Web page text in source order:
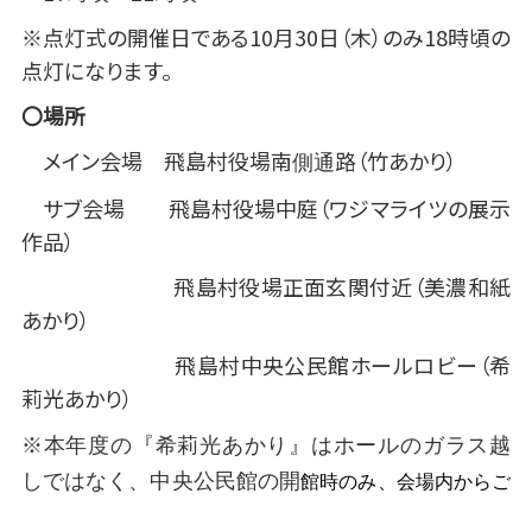
※点灯式の開催日である10月30日（木）のみ18時頃の
点灯になります。
〇場所
メイン会場 飛島村役場南側通路（竹あかり）
サブ会場 飛島村役場中庭（ワジマライツの展示
作品）
飛島村役場正面玄関付近（美濃和紙
あかり）
飛島村中央公民館ホールロビー（希
莉光あかり）
※本年度の『希莉光あかり』はホールのガラス越
しではなく、中央公民館の開館時のみ、会場内からご